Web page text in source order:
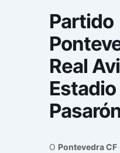
Partido
Real
O Pontevedra CF